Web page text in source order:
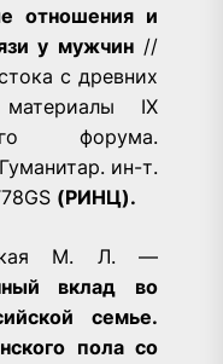
отношения и
y мужчин//
c древних
IX
форума.
ин-т.
(РИНЦ).
М. Л. —
вклад во
семье.
пола со